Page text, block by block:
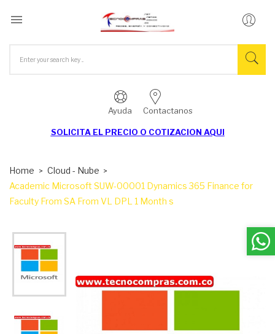

Ayuda Contactanos
SOLICITA EL PRECIO O COTIZACION AQUI
Home
Cloud - Nube
Academic Microsoft SUW-00001 Dynamics 365 Finance for
Faculty From SA From VL DPL 1 Month s